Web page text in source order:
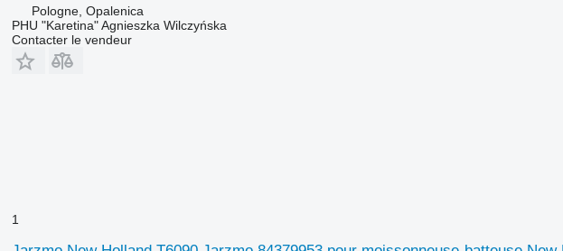
Pologne, Opalenica
PHU "Karetina" Agnieszka Wilczyńska
Contacter le vendeur
1